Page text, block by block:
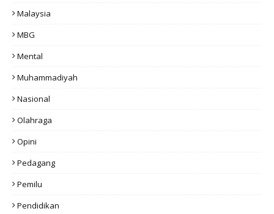
Malaysia
MBG
Mental
Muhammadiyah
Nasional
Olahraga
Opini
Pedagang
Pemilu
Pendidikan